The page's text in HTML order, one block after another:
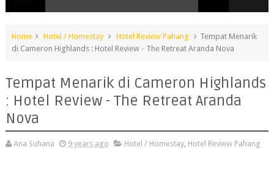
Home Hotel / Homestay Hotel Review Pahang
Tempat Menarik
di Cameron Highlands : Hotel Review - The Retreat Aranda Nova
Tempat Menarik di Cameron Highlands
: Hotel Review - The Retreat Aranda
Nova
Ana Suhana 9 years ago Hotel / Homestay, Hotel Review Pahang